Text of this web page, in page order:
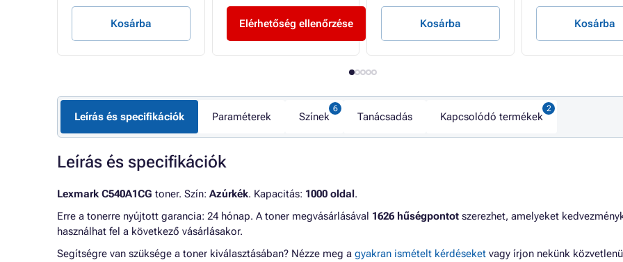
Kosárba Elérhetőség ellenőrzése Kosárba Kosárba
Leírás és specifikációk Paraméterek Színek Tanácsadás Kapcsolódó termékek
Leírás és specifikációk
Lexmark C540A1CG toner. Szín: Azúrkék. Kapacitás: 1000 oldal.
Erre a tonerre nyújtott garancia: 24 hónap. A toner megvásárlásával 1626 hűségpontot szerezhet, amelyeket
használhat fel a következő vásárlásakor.
Segítségre van szüksége a toner kiválasztásában? Nézze meg a gyakran ismételt kérdéseket vagy írjon nekünk